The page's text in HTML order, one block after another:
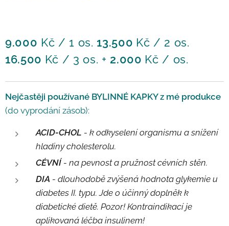
9.000 Kč / 1 os. 13.500 Kč / 2 os.
16.500 Kč / 3os. + 2.000 Kč / os.
Nejčastěji používané BYLINNÉ KAPKY z mé produkce
(do vyprodání zásob):
ACID-CHOL - k odkyselení organismu a snížení
hladiny cholesterolu.
CÉVNÍ - na pevnost a pružnost cévních stěn.
DIA - dlouhodobě zvýšená hodnota glykemie u
diabetes II. typu. Jde o účinný doplněk k
diabetické dietě. Pozor! Kontraindikací je
aplikovaná léčba insulinem!